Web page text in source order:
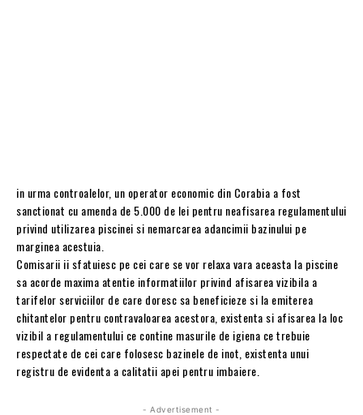
in urma controalelor, un operator economic din Corabia a fost
sanctionat cu amenda de 5.000 de lei pentru neafisarea regulamentului
privind utilizarea piscinei si nemarcarea adancimii bazinului pe
marginea acestuia.
Comisarii ii sfatuiesc pe cei care se vor relaxa vara aceasta la piscine
sa acorde maxima atentie informatiilor privind afisarea vizibila a
tarifelor serviciilor de care doresc sa beneficieze si la emiterea
chitantelor pentru contravaloarea acestora, existenta si afisarea la loc
vizibil a regulamentului ce contine masurile de igiena ce trebuie
respectate de cei care folosesc bazinele de inot, existenta unui
registru de evidenta a calitatii apei pentru imbaiere.
- Advertisement -